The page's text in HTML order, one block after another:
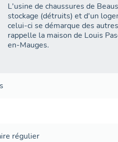
L'usine de chaussures de
stockage (détruits) et d'un
celui-ci se démarque des
rappelle la maison de Louis
en-Mauges.
régulier